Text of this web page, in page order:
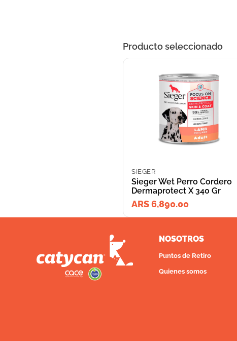
Producto seleccionado
SIEGER
Sieger Wet Perro Cordero
Dermaprotect X 340 Gr
ARS 6,890.00
NOSOTROS
Puntos de Retiro
Quienes somos